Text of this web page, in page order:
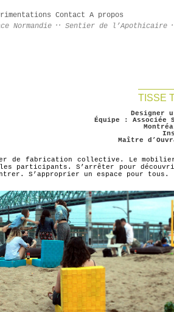
Normandie Sentier de l’Apothicaire
Contact A propos
TISSE
Designer
Équipe : Associée
Maître
de fabrication collective. Le
les participants. S’arrêter pour
S’approprier un espace pour tous.